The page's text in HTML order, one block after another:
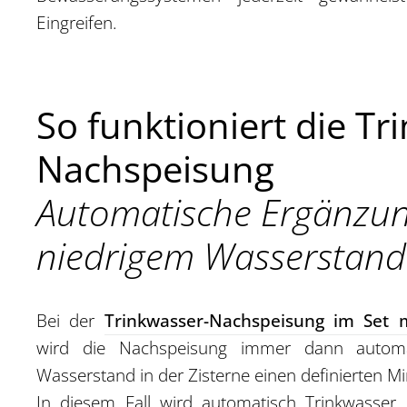
Eingreifen.
So funktioniert die
Nachspeisung
Automatische
niedrigem Wasserstand
Bei der Trinkwasser-Nachspeisung im Set
wird die Nachspeisung immer dann
Wasserstand in der Zisterne einen definierten